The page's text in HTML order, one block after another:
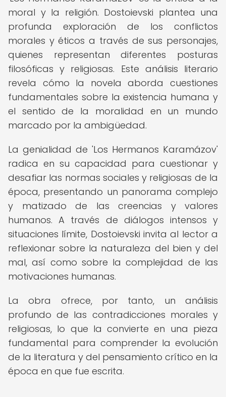
moral y la religión. Dostoievski plantea una
profunda exploración de los conflictos
morales y éticos a través de sus personajes,
quienes representan diferentes posturas
filosóficas y religiosas. Este análisis literario
revela cómo la novela aborda cuestiones
fundamentales sobre la existencia humana y
el sentido de la moralidad en un mundo
marcado por la ambigüedad.
La genialidad de 'Los Hermanos Karamázov'
radica en su capacidad para cuestionar y
desafiar las normas sociales y religiosas de la
época, presentando un panorama complejo
y matizado de las creencias y valores
humanos. A través de diálogos intensos y
situaciones límite, Dostoievski invita al lector a
reflexionar sobre la naturaleza del bien y del
mal, así como sobre la complejidad de las
motivaciones humanas.
La obra ofrece, por tanto, un análisis
profundo de las contradicciones morales y
religiosas, lo que la convierte en una pieza
fundamental para comprender la evolución
de la literatura y del pensamiento crítico en la
época en que fue escrita.